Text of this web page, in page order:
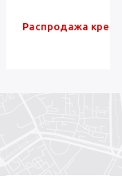
Распродажа